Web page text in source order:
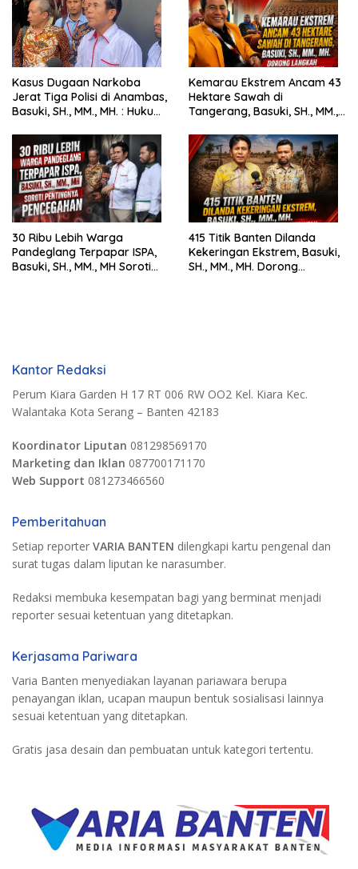
Kasus Dugaan Narkoba
Jerat Tiga Polisi di Anambas,
Basuki, SH., MM., MH. : Hukum
Kemarau Ekstrem Ancam 43
Hektare Sawah di
Tangerang, Basuki, SH., MM.,
Pemerintah
30 Ribu Lebih Warga
Pandeglang Terpapar ISPA,
Basuki, SH., MM., MH Soroti
415 Titik Banten Dilanda
Kekeringan Ekstrem, Basuki,
SH., MM., MH. Dorong
Kantor Redaksi
Perum Kiara Garden H 17 RT 006 RW OO2 Kel. Kiara Kec.
Walantaka Kota Serang – Banten 42183
Koordinator Liputan 081298569170
Marketing dan Iklan 087700171170
Web Support 081273466560
Pemberitahuan
Setiap reporter VARIA BANTEN dilengkapi kartu pengenal dan
surat tugas dalam liputan ke narasumber.
Redaksi membuka kesempatan bagi yang berminat menjadi
reporter sesuai ketentuan yang ditetapkan.
Kerjasama Pariwara
Varia Banten menyediakan layanan pariawara berupa
penayangan iklan, ucapan maupun bentuk sosialisasi lainnya
sesuai ketentuan yang ditetapkan.
Gratis jasa desain dan pembuatan untuk kategori tertentu.